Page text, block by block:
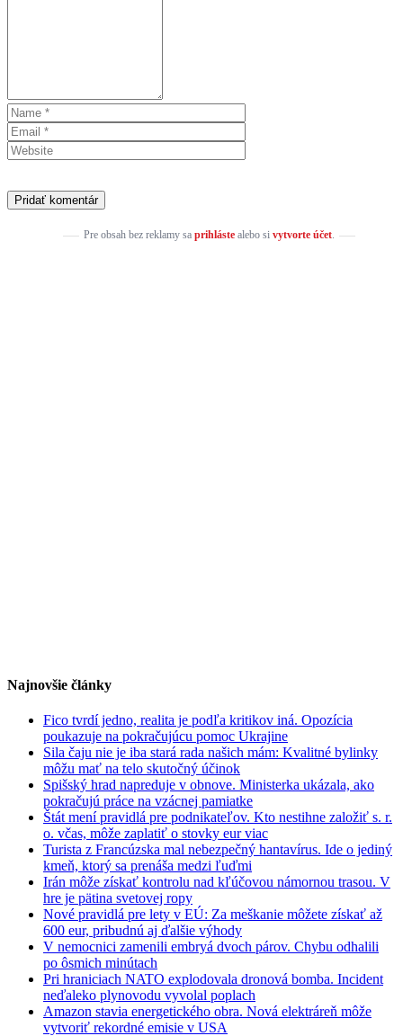
Pre obsah bez reklamy sa prihlástealebo si vytvorte účet.
Najnovšie články
Fico tvrdí jedno, realita je podľa kritikov iná. Opozícia
poukazuje na pokračujúcu pomoc Ukrajine
Sila čaju nie je iba stará rada našich mám: Kvalitné bylinky
môžu mať na telo skutočný účinok
Spišský hrad napreduje v obnove. Ministerka ukázala, ako
pokračujú práce na vzácnej pamiatke
Štát mení pravidlá pre podnikateľov. Kto nestihne založiť s. r.
o. včas, môže zaplatiť o stovky eur viac
Turista z Francúzska mal nebezpečný hantavírus. Ide o jediný
kmeň, ktorý sa prenáša medzi ľuďmi
Irán môže získať kontrolu nad kľúčovou námornou trasou. V
hre je pätina svetovej ropy
Nové pravidlá pre lety v EÚ: Za meškanie môžete získať až
600 eur, pribudnú aj ďalšie výhody
V nemocnici zamenili embryá dvoch párov. Chybu odhalili
po ôsmich minútach
Pri hraniciach NATO explodovala dronová bomba. Incident
neďaleko plynovodu vyvolal poplach
Amazon stavia energetického obra. Nová elektráreň môže
vytvoriť rekordné emisie v USA